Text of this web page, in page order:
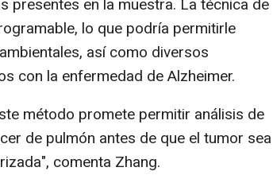
presentes en la muestra. La técnica de
lo que podría permitirle
así como diversos
con la enfermedad de Alzheimer.
método promete permitir análisis de
de pulmón antes de que el tumor sea
comenta Zhang.